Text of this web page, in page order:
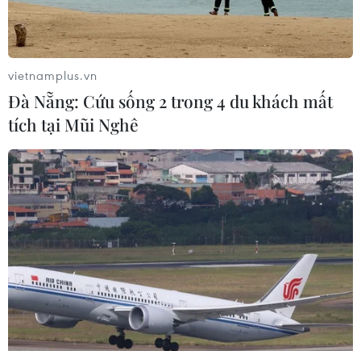
vietnamplus.vn
Đà Nẵng: Cứu sống 2 trong 4 du khách mất
tích tại Mũi Nghê